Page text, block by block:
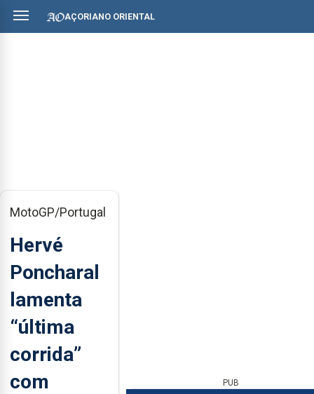
AÇORIANO ORIENTAL
MotoGP/Portugal
Hervé
Poncharal
lamenta
“última
corrida”
com
PUB